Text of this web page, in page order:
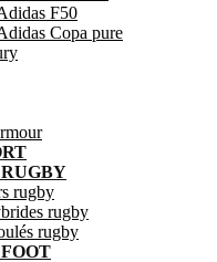
F50
Copa pure
rugby
rugby
rugby